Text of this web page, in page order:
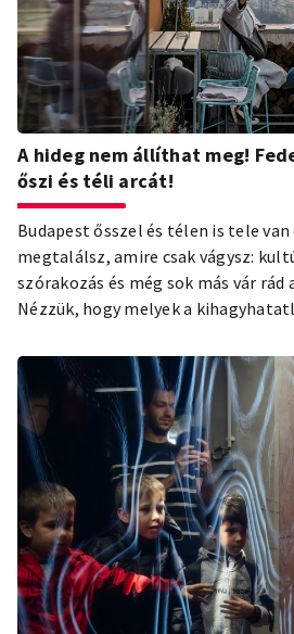
A hideg nem állíthat meg!
őszi és téli arcát!
Budapest ősszel és télen is tele
megtalálsz, amire csak vágysz:
szórakozás és még sok más vár rád
Nézzük, hogy melyek a